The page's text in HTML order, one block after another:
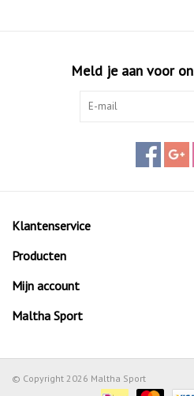
Meld je aan voor
Klantenservice
Producten
Mijn account
Maltha Sport
© Copyright 2026 Maltha Sport